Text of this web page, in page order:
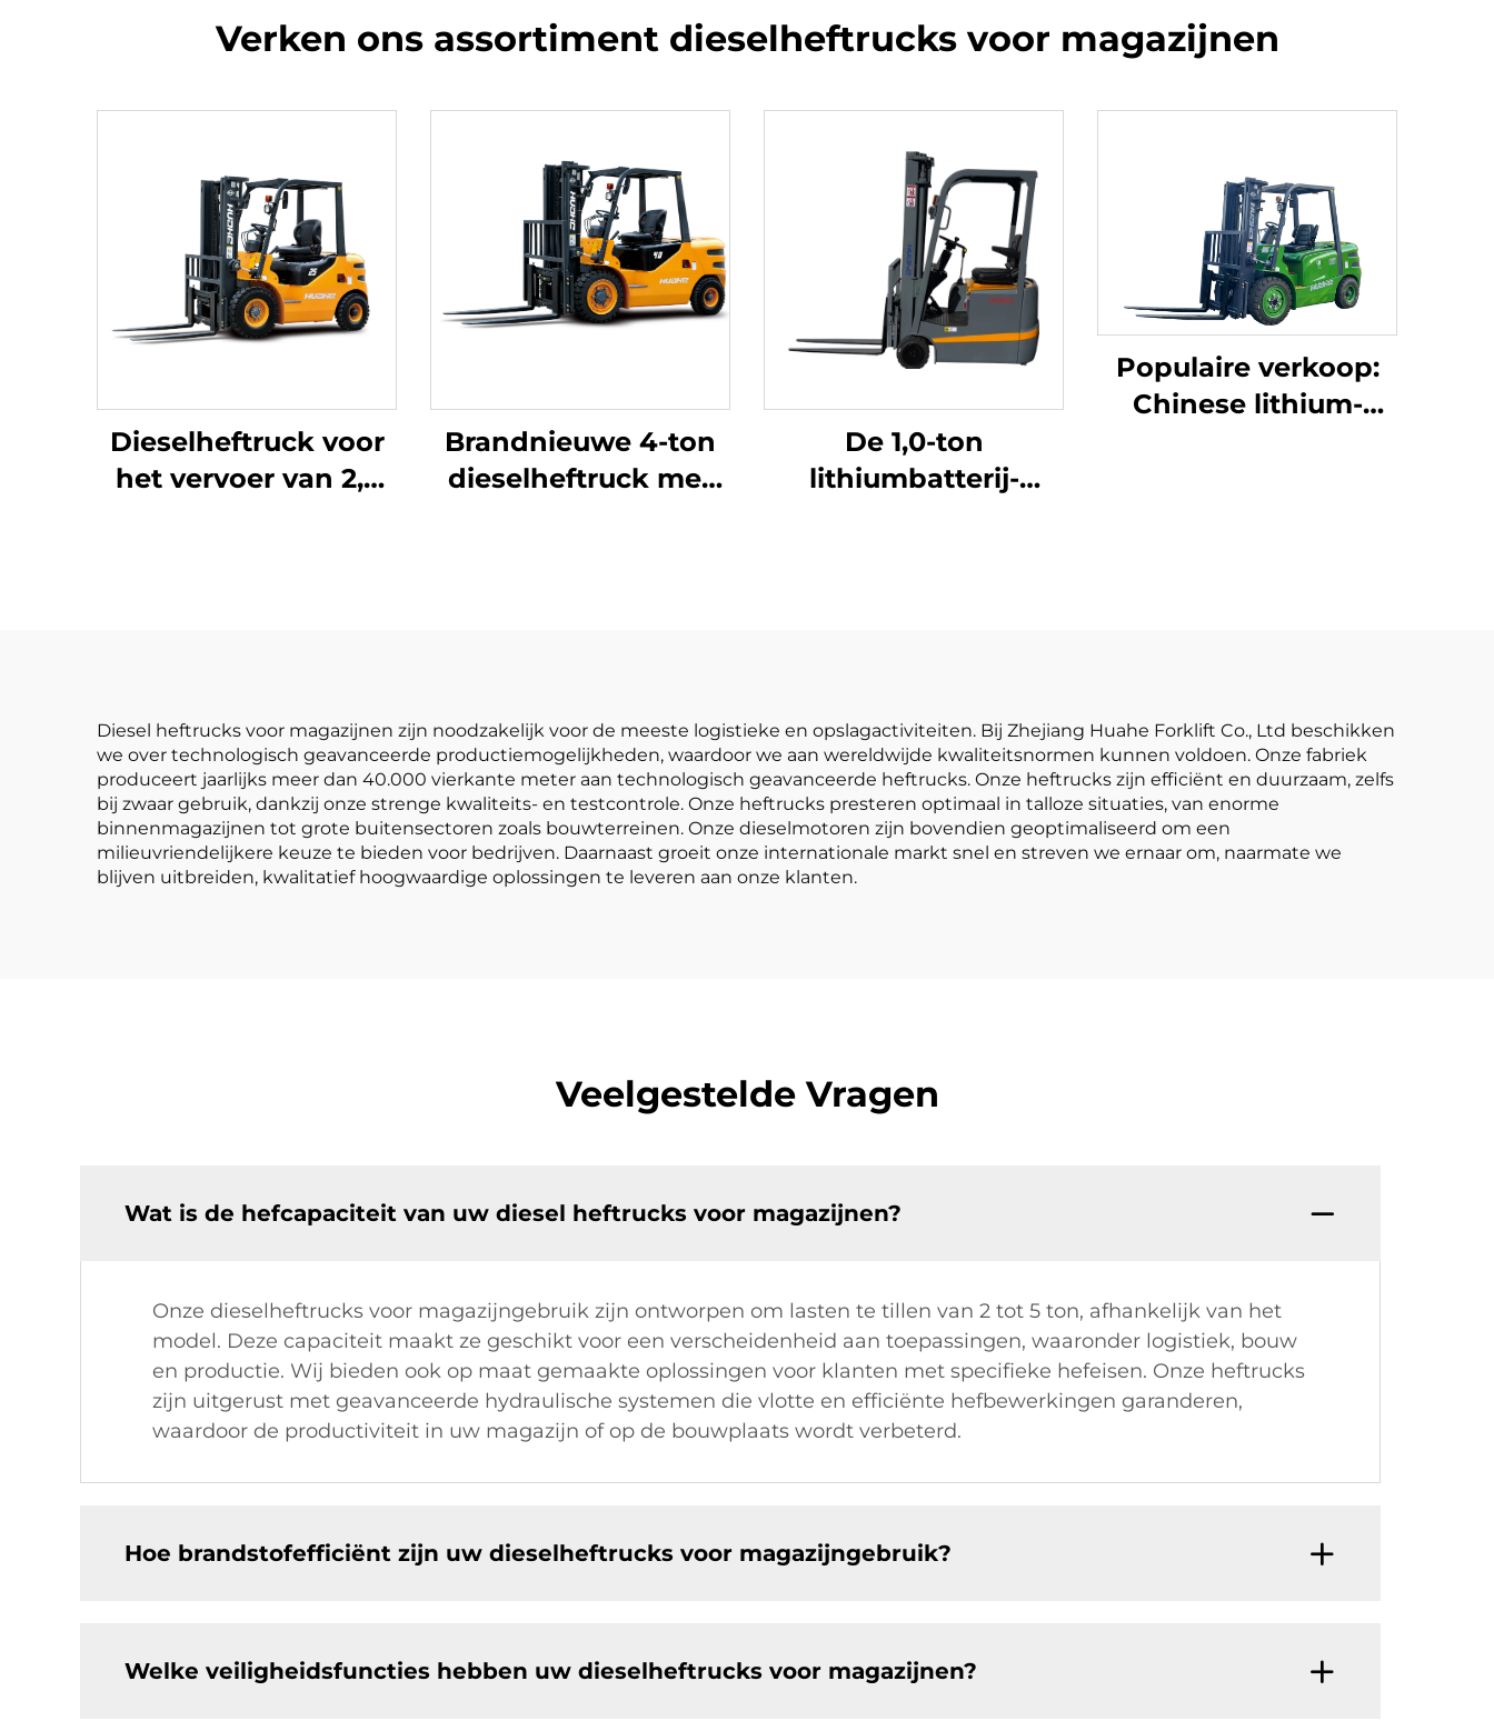
Verken ons assortiment dieselheftrucks voor magazijnen
Dieselheftruck voor
het vervoer van 2,5
Brandnieuwe 4-ton
dieselheftruck met
De 1,0-ton
lithiumbatterij-
Populaire verkoop:
Chinese lithium-
Diesel heftrucks voor magazijnen zijn noodzakelijk voor de meeste logistieke en opslagactiviteiten. Bij Zhejiang Huahe Forklift Co., Ltd beschikken
we over technologisch geavanceerde productiemogelijkheden, waardoor we aan wereldwijde kwaliteitsnormen kunnen voldoen. Onze fabriek
produceert jaarlijks meer dan 40.000 vierkante meter aan technologisch geavanceerde heftrucks. Onze heftrucks zijn efficiënt en duurzaam, zelfs
bij zwaar gebruik, dankzij onze strenge kwaliteits- en testcontrole. Onze heftrucks presteren optimaal in talloze situaties, van enorme
binnenmagazijnen tot grote buitensectoren zoals bouwterreinen. Onze dieselmotoren zijn bovendien geoptimaliseerd om een
milieuvriendelijkere keuze te bieden voor bedrijven. Daarnaast groeit onze internationale markt snel en streven we ernaar om, naarmate we
blijven uitbreiden, kwalitatief hoogwaardige oplossingen te leveren aan onze klanten.
Veelgestelde Vragen
Wat is de hefcapaciteit van uw diesel heftrucks voor magazijnen?
Onze dieselheftrucks voor magazijngebruik zijn ontworpen om lasten te tillen van 2 tot 5 ton, afhankelijk van het
model. Deze capaciteit maakt ze geschikt voor een verscheidenheid aan toepassingen, waaronder logistiek, bouw
en productie. Wij bieden ook op maat gemaakte oplossingen voor klanten met specifieke hefeisen. Onze heftrucks
zijn uitgerust met geavanceerde hydraulische systemen die vlotte en efficiënte hefbewerkingen garanderen,
waardoor de productiviteit in uw magazijn of op de bouwplaats wordt verbeterd.
Hoe brandstofefficiënt zijn uw dieselheftrucks voor magazijngebruik?
Welke veiligheidsfuncties hebben uw dieselheftrucks voor magazijnen?